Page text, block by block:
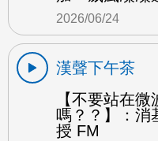
2026/06/24
漢聲下午茶
【不要站在
嗎？？】：消
授 FM